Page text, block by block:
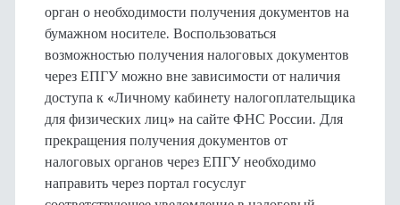
орган о необходимости получения документов на
бумажном носителе. Воспользоваться
возможностью получения налоговых документов
через ЕПГУ можно вне зависимости от наличия
доступа к «Личному кабинету налогоплательщика
для физических лиц» на сайте ФНС России. Для
прекращения получения документов от
налоговых органов через ЕПГУ необходимо
направить через портал госуслуг